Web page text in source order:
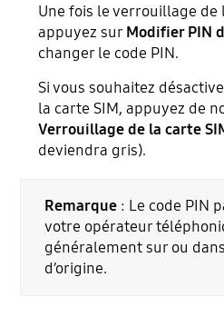
Une fois le verrouillage de
appuyez sur Modifier PIN
changer le code PIN.
Si vous souhaitez
la carte SIM, appuyez de
Verrouillage de la carte
deviendra gris).
Remarque: Le code PIN
votre opérateur
généralement sur ou
d’origine.